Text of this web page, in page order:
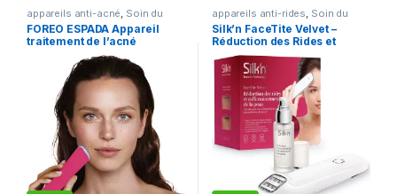
appareils anti-acné Soin du
corps
FOREO ESPADA Appareil
traitement de l’acné
appareils anti-rides Soin du
corps
Silk’n FaceTite Velvet –
Réduction des Rides et
Lissage